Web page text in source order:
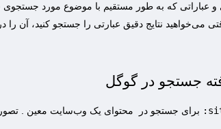
و عباراتی که به طور مستقیم با موضوع مورد
می‌خواهید نتایج دقیق عبارتی را جستجو کنید، آن را
جستجو در گوگل
برای جستجو در محتوای یک وب‌سایت معین . تصور